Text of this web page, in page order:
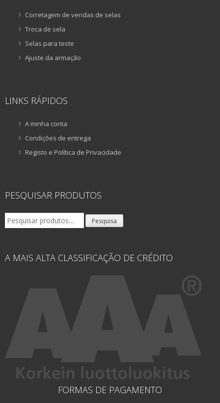
Corretagem de vendas de selas
Troca de sela
Selas para teste
Ajuste da armação
LINKS RÁPIDOS
A minha conta
Condições de entrega
Registo e Política de Privacidade
PESQUISAR PRODUTOS
Pesquisar
por:
Pesquisa
A MAIS ALTA CLASSIFICAÇÃO DE CRÉDITO
FORMAS DE PAGAMENTO